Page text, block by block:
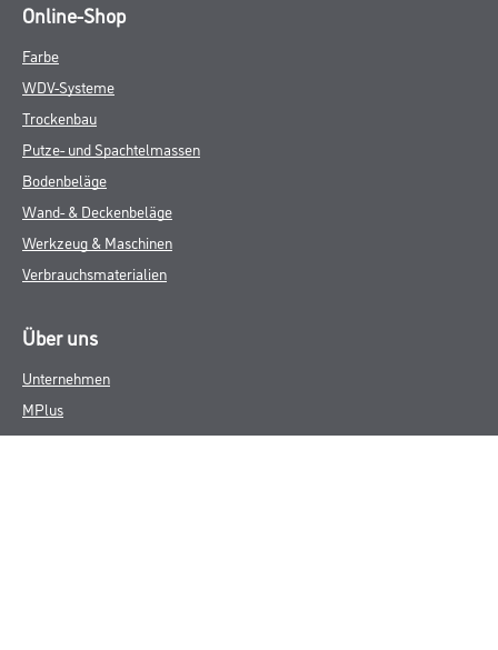
Online-Shop
Farbe
WDV-Systeme
Trockenbau
Putze- und Spachtelmassen
Bodenbeläge
Wand- & Deckenbeläge
Werkzeug & Maschinen
Verbrauchsmaterialien
Über uns
Unternehmen
MPlus
HAMSTA